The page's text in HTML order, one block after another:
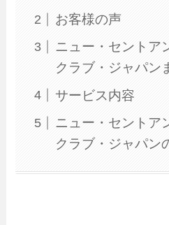
お客様の声
ニュー・セントア
クラブ・ジャパン
サービス内容
ニュー・セントア
クラブ・ジャパン